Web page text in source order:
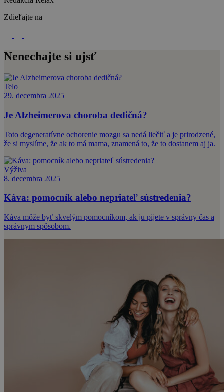
Zdieľajte na
Nenechajte si ujsť
Telo
29. decembra 2025
Je Alzheimerova choroba dedičná?
Toto degeneratívne ochorenie mozgu sa nedá liečiť a je prirodzené,
že si myslíme, že ak to má mama, znamená to, že to dostanem aj ja.
Výživa
8. decembra 2025
Káva: pomocník alebo nepriateľ sústredenia?
Káva môže byť skvelým pomocníkom, ak ju pijete v správny čas a
správnym spôsobom.